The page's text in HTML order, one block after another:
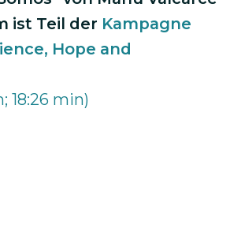
ist Teil der Kampagne
Hope and
18:26 min)